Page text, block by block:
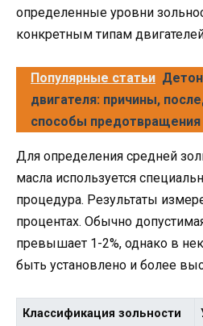
определенные уровни
конкретным типам
Популярные статьи
двигателя: причины,
способы предотвращения
Для определения средней
масла используется
процедура. Результаты
процентах. Обычно
превышает 1-2%, однако в
быть установлено и более
Классификация зольности